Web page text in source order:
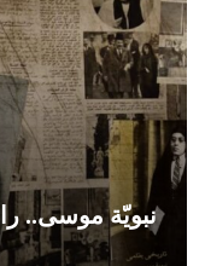
نبويّة موسى..